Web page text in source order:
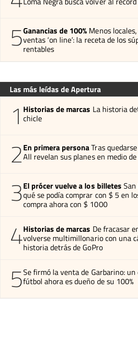
5Ganancias de 100% Menos
ventas ‘on line’: la receta de los
rentables
Las más leídas de Apertura
1 Historias de marcas La historia
chicle
2En primera personaTras
All revelan sus planes en medio
3El prócer vuelve a los billetes
qué se podía comprar con $ 5 en
compra ahora con $ 1000
4Historias de marcas De fracasar
volverse multimillonario con una
historia detrás de GoPro
5Se firmó la venta de Garbarino:
fútbol ahora es dueño de su 100%